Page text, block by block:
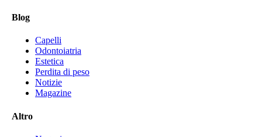
Blog
Capelli
Odontoiatria
Estetica
Perdita di peso
Notizie
Magazine
Altro